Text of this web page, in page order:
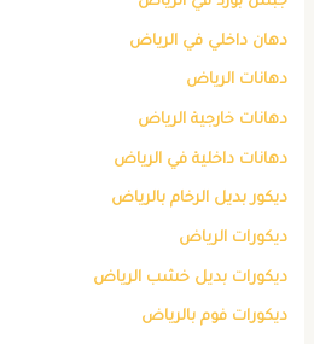
دهان داخلي في الرياض
دهانات الرياض
دهانات خارجية الرياض
دهانات داخلية في الرياض
ديكور بديل الرخام بالرياض
ديكورات الرياض
ديكورات بديل خشب الرياض
ديكورات فوم بالرياض